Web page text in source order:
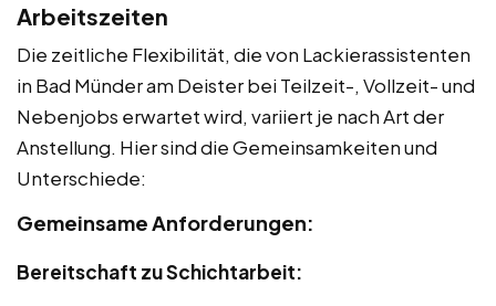
Arbeitszeiten
Die zeitliche Flexibilität, die von Lackierassistenten
in Bad Münder am Deister bei Teilzeit-, Vollzeit- und
Nebenjobs erwartet wird, variiert je nach Art der
Anstellung. Hier sind die Gemeinsamkeiten und
Unterschiede:
Gemeinsame Anforderungen:
Bereitschaft zu Schichtarbeit: